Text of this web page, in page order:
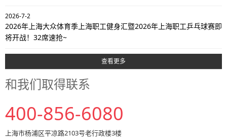
2026-7-2
2026年上海大众体育季上海职工健身汇暨2026年上海职工乒乓球赛即
将开战！32席速抢~
查看更多
和我们取得联系
400-856-6080
上海市杨浦区平凉路2103号老行政楼3楼